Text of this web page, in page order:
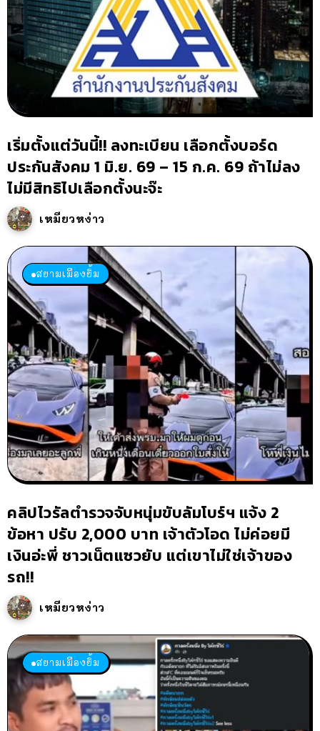
เริ่มตั้งแต่วันนี้!! ลงทะเบียน เลือกตั้งบอร์ด
ประกันสังคม 1 มิ.ย. 69 – 15 ก.ค. 69 ถ้าไม่ลง
ไม่มีสิทธิไปเลือกตั้งนะจ๊ะ
เหมียวหง่าว
สยามเมืองยิ้ม
คลิปไวรัลตำรวจจับหนุ่มขับลัมโบร์ฯ แจ้ง 2
ข้อหา ปรับ 2,000 บาท เจ้าตัวโอด ไม่ค่อยมี
เงินอ่ะพี่ ชาวเน็ตแซวยับ แต่เขาไม่ใช่เจ้าของ
รถ!!
เหมียวหง่าว
สยามเมืองยิ้ม